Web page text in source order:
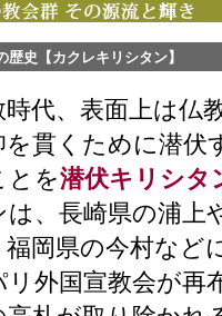
歴史【カクレキリシタン】
時代、表面上は仏
を貫くために潜伏
とを潜伏キリシタ
は、長崎県の浦上
福岡県の今村など
リ外国宣教会が再